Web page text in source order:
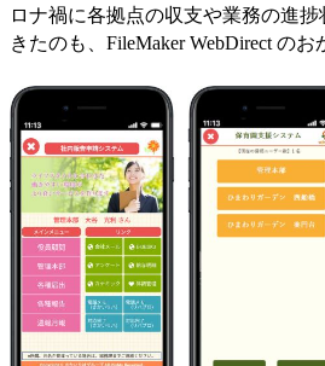
ロナ禍に各拠点の収支や業務の進
きたのも、FileMaker WebDirect のお